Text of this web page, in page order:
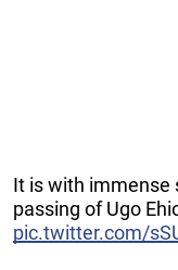
It is with immense
passing of Ugo
pic.twitter.com/